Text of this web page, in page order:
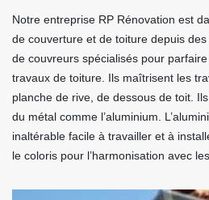
Notre entreprise RP Rénovation est
de couverture et de toiture depuis
de couvreurs spécialisés pour
travaux de toiture. Ils maîtrisent les
planche de rive, de dessous de toit.
du métal comme l’aluminium.
inaltérable facile à travailler et à
le coloris pour l’harmonisation avec